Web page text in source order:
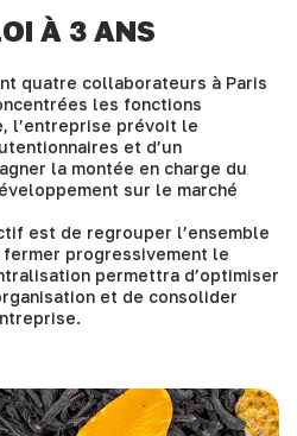
À 3 ANS
quatre collaborateurs à Paris
les fonctions
l’entreprise prévoit le
et d’un
la montée en charge du
sur le marché
est de regrouper l’ensemble
progressivement le
permettra d’optimiser
et de consolider